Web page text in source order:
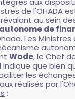
de
au sein
de
Les
Wade, le Chef
que bien
les
réalisés par
: